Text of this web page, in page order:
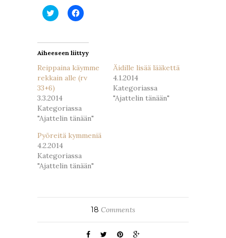
Jaa
Twitterissä(Avautuu
Jaa
Facebookissa(Avautuu
Aiheeseen liittyy
Reippaina käymme
rekkain alle (rv
33+6)
3.3.2014
Kategoriassa
"Ajattelin tänään"
Äidille lisää lääkettä
4.1.2014
Kategoriassa
"Ajattelin tänään"
Pyöreitä kymmeniä
4.2.2014
Kategoriassa
"Ajattelin tänään"
18 Comments